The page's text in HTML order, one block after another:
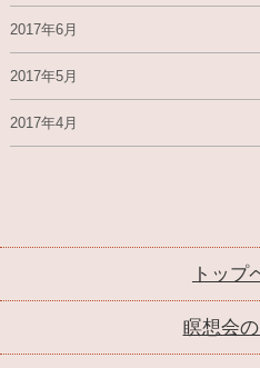
2017年6月
2017年5月
2017年4月
トップ
瞑想会